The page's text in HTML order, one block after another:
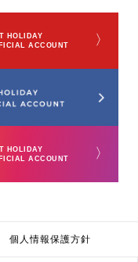
HOLIDAY
ACCOUNT
〉
HOLIDAY
ACCOUNT
〉
個人情報保護方針